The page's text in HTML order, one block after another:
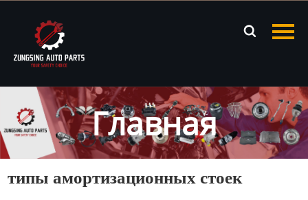

Продукция
Новости
О нас
Контакты
Главная
типы амортизационных стоек